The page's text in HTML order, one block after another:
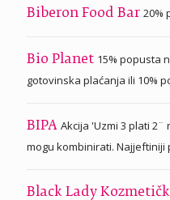
Biberon Food Bar 20%
Bio Planet 15% popusta
gotovinska plaćanja ili 10%
BIPA Akcija 'Uzmi 3 plati 2¨
mogu kombinirati. Najjeftiniji
Black Lady